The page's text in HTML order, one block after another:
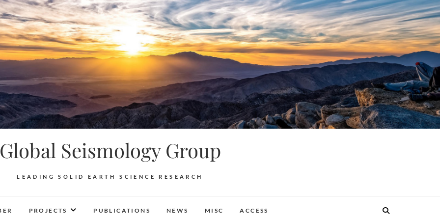
Global Seismology Group
LEADING SOLID EARTH SCIENCE RESEARCH
PROJECTS PUBLICATIONS NEWS MISC ACCESS